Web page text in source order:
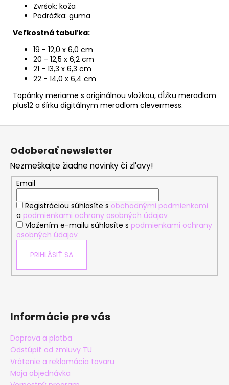
Zvršok: koža
Podrážka: guma
Veľkostná tabuľka:
19 - 12,0 x 6,0 cm
20 - 12,5 x 6,2 cm
21 - 13,3 x 6,3 cm
22 - 14,0 x 6,4 cm
Topánky meriame s originálnou vložkou, dĺžku meradlom
plus12 a šírku digitálnym meradlom clevermess.
Z
Odoberať newsletter
Nezmeškajte žiadne novinky či zľavy!
Email
Registráciou súhlasíte s obchodnými podmienkami
a podmienkami ochrany osobných údajov
Vložením e-mailu súhlasíte s podmienkami ochrany
osobných údajov
PRIHLÁSIŤ SA
Informácie pre vás
Doprava a platba
Odstúpiť od zmluvy TU
Vrátenie a reklamácia tovaru
Moja objednávka